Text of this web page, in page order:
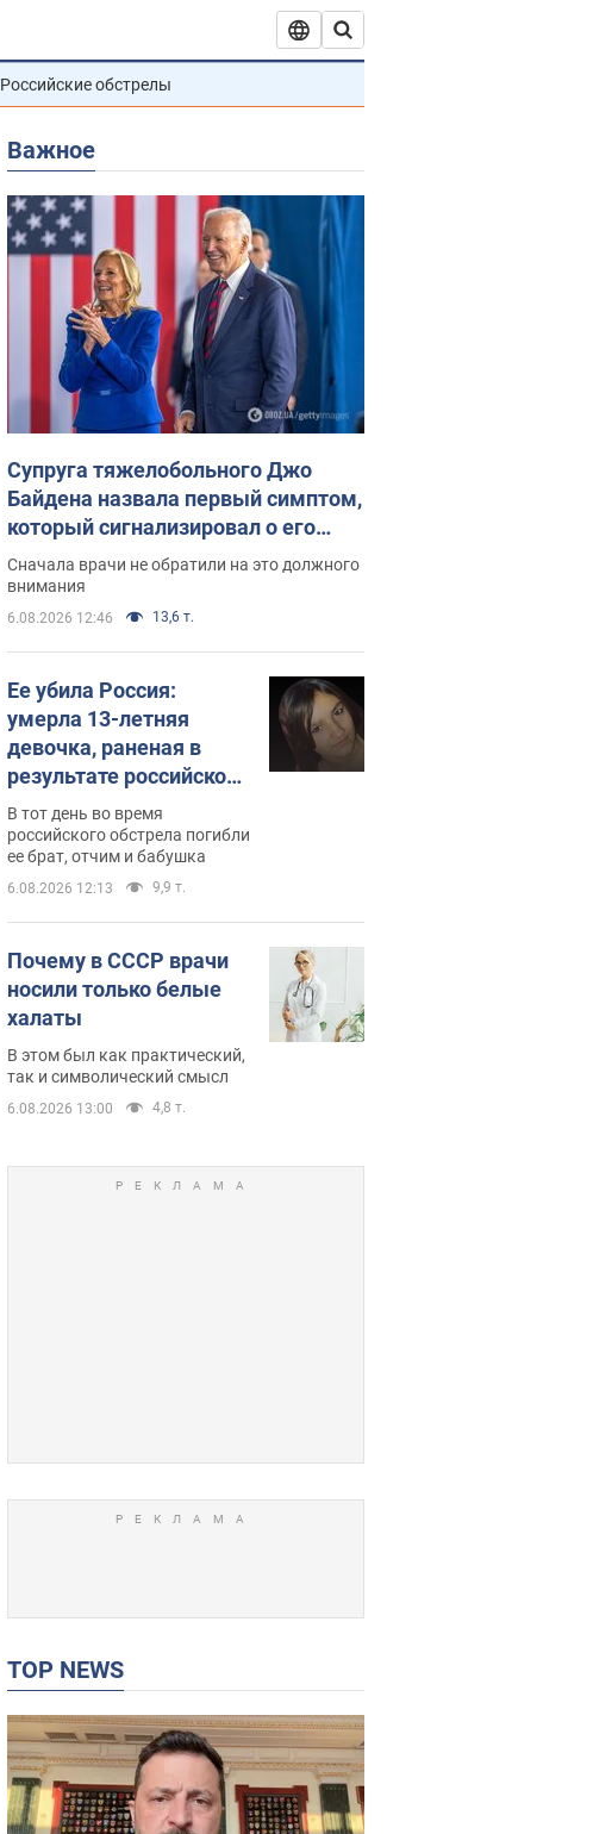
Российские обстрелы
Важное
Супруга тяжелобольного Джо
Байдена назвала первый симптом,
который сигнализировал о его
"агрессивном" раке
Сначала врачи не обратили на это должного
внимания
6.08.2026 12:46 13,6 т.
Ее убила Россия:
умерла 13-летняя
девочка, раненая в
результате российской
атаки на Сумскую
область. Фото
В тот день во время
российского обстрела погибли
ее брат, отчим и бабушка
6.08.2026 12:13 9,9 т.
Почему в СССР врачи
носили только белые
халаты
В этом был как практический,
так и символический смысл
6.08.2026 13:00 4,8 т.
TOP NEWS